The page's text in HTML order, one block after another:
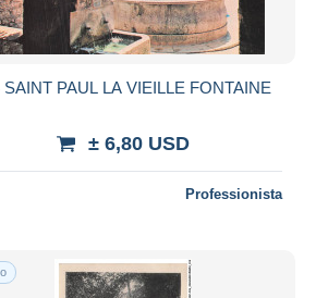
SAINT PAUL LA VIEILLE FONTAINE
± 6,80 USD
Professionista